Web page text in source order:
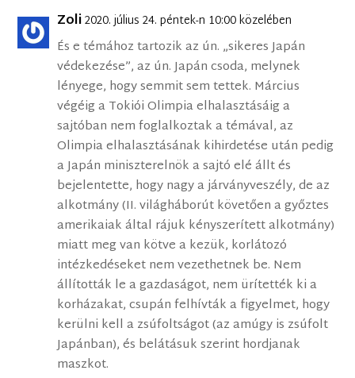
Zoli2020. július 24. péntek-n 10:00 közelében
És e témához tartozik az ún. „sikeres Japán
védekezése”, az ún. Japán csoda, melynek
lényege, hogy semmit sem tettek. Március
végéig a Tokiói Olimpia elhalasztásáig a
sajtóban nem foglalkoztak a témával, az
Olimpia elhalasztásának kihirdetése után pedig
a Japán miniszterelnök a sajtó elé állt és
bejelentette, hogy nagy a járványveszély, de az
alkotmány (II. világháborút követően a győztes
amerikaiak által rájuk kényszerített alkotmány)
miatt meg van kötve a kezük, korlátozó
intézkedéseket nem vezethetnek be. Nem
állították le a gazdaságot, nem ürítették ki a
korházakat, csupán felhívták a figyelmet, hogy
kerülni kell a zsúfoltságot (az amúgy is zsúfolt
Japánban), és belátásuk szerint hordjanak
maszkot.